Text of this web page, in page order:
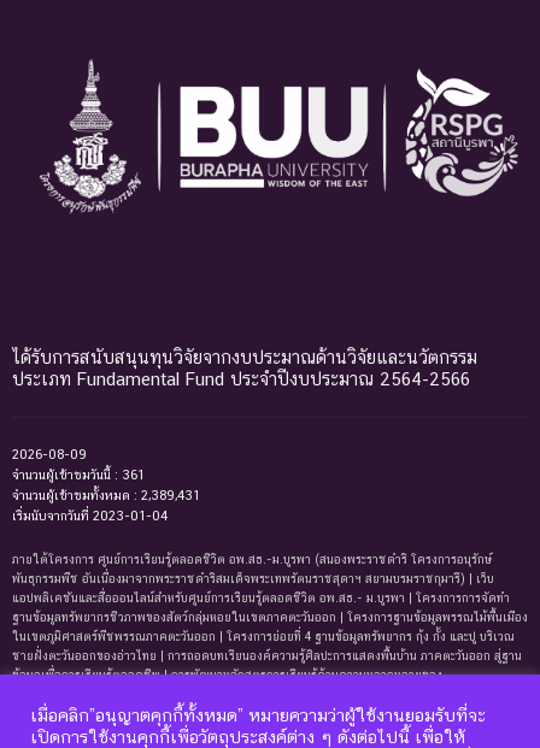
ได้รับการสนับสนุนทุนวิจัยจากงบประมาณด้านวิจัยและนวัตกรรม
ประเภท Fundamental Fund ประจำปีงบประมาณ 2564-2566
2026-08-09
จำนวนผู้เข้าชมวันนี้ : 361
จำนวนผู้เข้าชมทั้งหมด : 2,389,431
เริ่มนับจากวันที่ 2023-01-04
ภายใต้โครงการ ศูนย์การเรียนรู้ตลอดชีวิต อพ.สธ.-ม.บูรพา (สนองพระราชดำริ โครงการอนุรักษ์
พันธุกรรมพืช อันเนื่องมาจากพระราชดำริสมเด็จพระเทพรัตนราชสุดาฯ สยามบรมราชกุมารี) | เว็บ
แอปพลิเคชันและสื่อออนไลน์สำหรับศูนย์การเรียนรู้ตลอดชีวิต อพ.สธ.- ม.บูรพา | โครงการการจัดทํา
ฐานข้อมูลทรัพยากรชีวภาพของสัตว์กลุ่มหอยในเขตภาคตะวันออก | โครงการฐานข้อมูลพรรณไม้พื้นเมือง
ในเขตภูมิศาสตร์พืชพรรณภาคตะวันออก | โครงการย่อยที่ 4 ฐานข้อมูลทรัพยากร กุ้ง กั้ง และปู บริเวณ
ชายฝั่งตะวันออกของอ่าวไทย | การถอดบทเรียนองค์ความรู้ศิลปะการแสดงพื้นบ้าน ภาคตะวันออก สู่ฐาน
ข้อมูลเพื่อการเรียนรู้ตลอดชีพ | การพัฒนาหลักสูตรการเรียนรู้ด้านความหลากหลายของ
ประเทศไทย | ฐานข้อมูลเพรียงหินในเขตภาคตะวันออกของประเทศไทย | ฐานข้อมูลทรัพยากรหญ้าทะเล
บริเวณชายฝั่งตะวันออกของอ่าวไทย | ฐานข้อมูลทรัพยากรแพลงก์ตอนทะเลและสาหร่ายทะเลบริเวณ
เมื่อคลิก”อนุญาตคุกกี้ทั้งหมด” หมายความว่าผู้ใช้งานยอมรับที่จะ
เปิดการใช้งานคุกกี้เพื่อวัตถุประสงค์ต่าง ๆ ดังต่อไปนี้ เพื่อให้